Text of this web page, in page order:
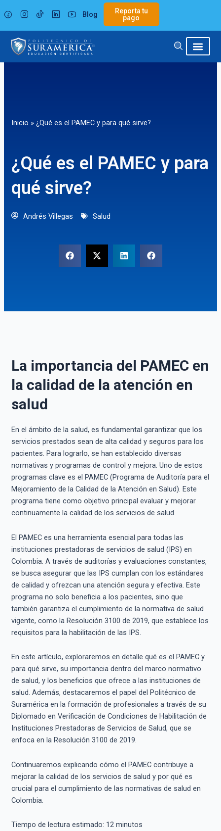
al
contenido
Blog
Reporta tu
pago
Inicio » ¿Qué es el PAMEC y para qué sirve?
¿Qué es el PAMEC y para
qué sirve?
Andrés Villegas Salud
La importancia del PAMEC en
la calidad de la atención en
salud
En el ámbito de la salud, es fundamental garantizar que los
servicios prestados sean de alta calidad y seguros para los
pacientes. Para lograrlo, se han establecido diversas
normativas y programas de control y mejora. Uno de estos
programas clave es el PAMEC (Programa de Auditoría para el
Mejoramiento de la Calidad de la Atención en Salud). Este
programa tiene como objetivo principal evaluar y mejorar
continuamente la calidad de los servicios de salud.
El PAMEC es una herramienta esencial para todas las
instituciones prestadoras de servicios de salud (IPS) en
Colombia. A través de auditorías y evaluaciones constantes,
se busca asegurar que las IPS cumplan con los estándares
de calidad y ofrezcan una atención segura y efectiva. Este
programa no solo beneficia a los pacientes, sino que
también garantiza el cumplimiento de la normativa de salud
vigente, como la Resolución 3100 de 2019, que establece los
requisitos para la habilitación de las IPS.
En este artículo, exploraremos en detalle qué es el PAMEC y
para qué sirve, su importancia dentro del marco normativo
de salud, y los beneficios que ofrece a las instituciones de
salud. Además, destacaremos el papel del Politécnico de
Suramérica en la formación de profesionales a través de su
Diplomado en Verificación de Condiciones de Habilitación de
Instituciones Prestadoras de Servicios de Salud, que se
enfoca en la Resolución 3100 de 2019.
Continuaremos explicando cómo el PAMEC contribuye a
mejorar la calidad de los servicios de salud y por qué es
crucial para el cumplimiento de las normativas de salud en
Colombia.
Tiempo de lectura estimado: 12minutos